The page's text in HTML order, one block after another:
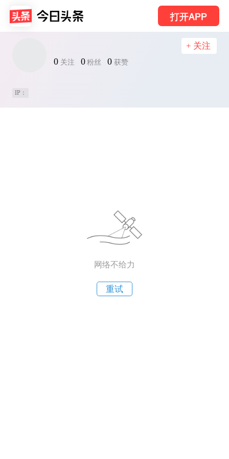
打开APP
0 关注 0 粉丝 0 获赞
+ 关注
IP：
网络不给力
重试